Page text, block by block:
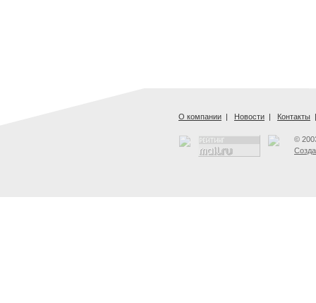
О компании | Новости | Контакты |
©